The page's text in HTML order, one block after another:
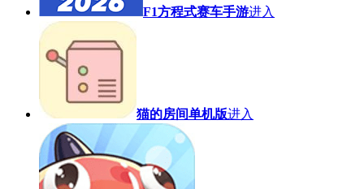
F1方程式赛车手游进入
猫的房间单机版进入